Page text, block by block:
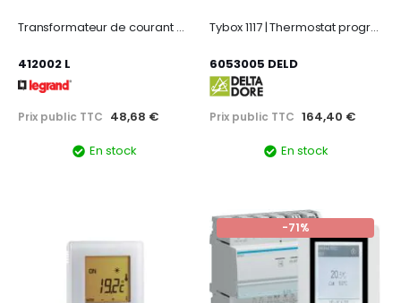
Transformateur de courant ouvert 90A maximum
412002 L
Prix public TTC 48,68 €
En stock
Tybox 1117 | Thermostat programmable filaire pour chauffage eau chaude
6053005 DELD
Prix public TTC 164,40 €
En stock
-71%